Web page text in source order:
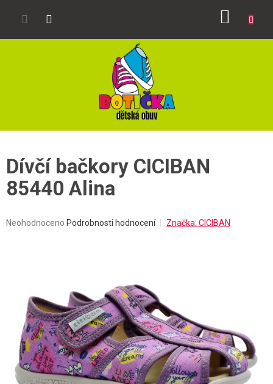
Dívčí bačkory CICIBAN
85440 Alina
Průměrné
hvězdiček.
Neohodnoceno Podrobnosti hodnocení Značka: CICIBAN